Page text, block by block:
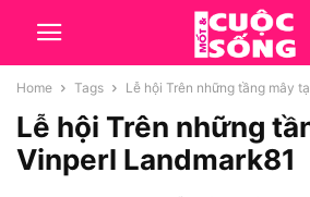
Home Tags Lễ hội Trên những tầng mây
Lễ hội Trên những
Vinperl Landmark81